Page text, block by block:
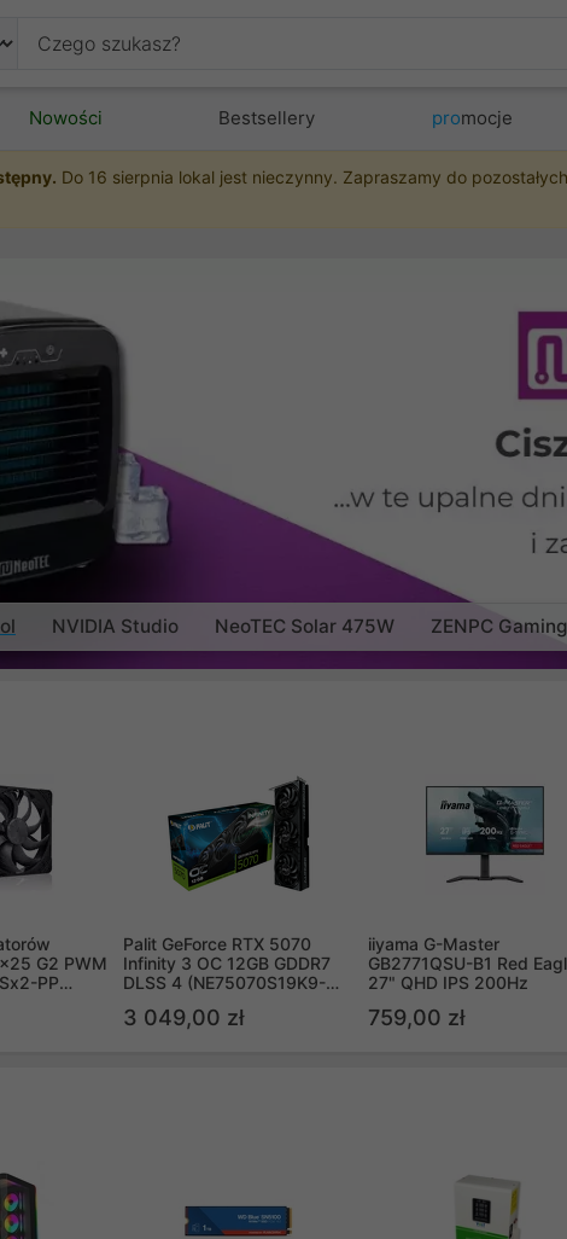
Nowości Bestsellery promocje
Do 16 sierpnia lokal jest nieczynny. Zapraszamy do
NVIDIA Studio NeoTEC Solar 475W ZENPC Gaming
G2 PWM
PP
Palit GeForce RTX 5070
Infinity 3 OC 12GB GDDR7
DLSS 4 (NE75070S19K9-
3 049,00 zł
iiyama G-Master
GB2771QSU-B1 Red
27" QHD IPS 200Hz
759,00 zł